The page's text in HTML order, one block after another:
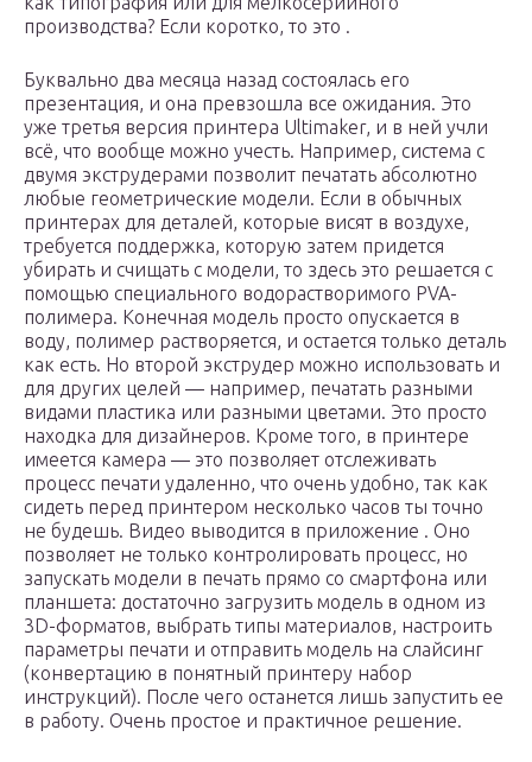
производства? Если коротко, то это .
Буквально два месяца назад состоялась его
презентация, и она превзошла все ожидания. Это
уже третья версия принтера Ultimaker, и в ней учли
всё, что вообще можно учесть. Например, система с
двумя экструдерами позволит печатать абсолютно
любые геометрические модели. Если в обычных
принтерах для деталей, которые висят в воздухе,
требуется поддержка, которую затем придется
убирать и счищать с модели, то здесь это решается с
помощью специального водорастворимого PVA-
полимера. Конечная модель просто опускается в
воду, полимер растворяется, и остается только деталь
как есть. Но второй экструдер можно использовать и
для других целей — например, печатать разными
видами пластика или разными цветами. Это просто
находка для дизайнеров. Кроме того, в принтере
имеется камера — это позволяет отслеживать
процесс печати удаленно, что очень удобно, так как
сидеть перед принтером несколько часов ты точно
не будешь. Видео выводится в приложение . Оно
позволяет не только контролировать процесс, но
запускать модели в печать прямо со смартфона или
планшета: достаточно загрузить модель в одном из
3D-форматов, выбрать типы материалов, настроить
параметры печати и отправить модель на слайсинг
(конвертацию в понятный принтеру набор
инструкций). После чего останется лишь запустить ее
в работу. Очень простое и практичное решение.